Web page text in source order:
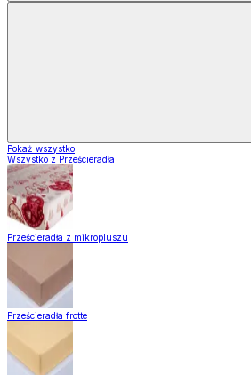
Pokaż wszystko
Wszystko z Prześcieradła
Prześcieradła z mikropluszu
Prześcieradła frotte